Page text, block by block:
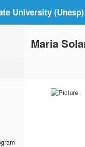
University
Maria